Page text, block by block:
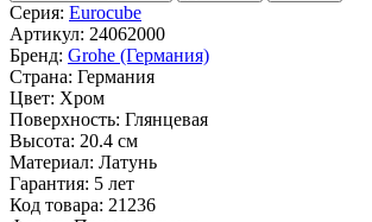
Серия: Eurocube
Артикул: 24062000
Бренд: Grohe (Германия)
Страна: Германия
Цвет: Хром
Поверхность: Глянцевая
Высота: 20.4 см
Материал: Латунь
Гарантия: 5 лет
Код товара: 21236